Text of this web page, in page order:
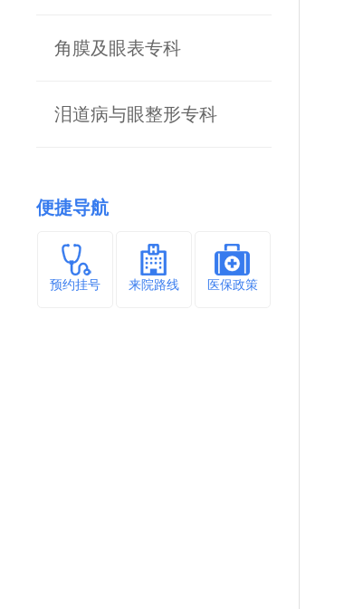
角膜及眼表专科
泪道病与眼整形专科
便捷导航
预约挂号 来院路线 医保政策